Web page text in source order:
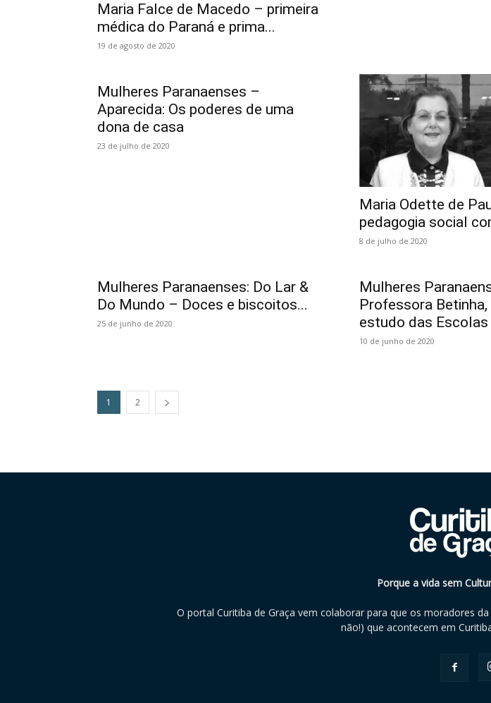
Maria Falce de Macedo – primeira
médica do Paraná e prima...
19 de agosto de 2020
Mulheres Paranaenses –
Aparecida: Os poderes de uma
dona de casa
23 de julho de 2020
Maria Odette de
pedagogia social
8 de julho de 2020
Mulheres Paranaenses: Do Lar &
Do Mundo – Doces e biscoitos...
25 de junho de 2020
Mulheres
Professora
estudo das
10 de junho de 2020
1 2
Porque a vida sem
O portal Curitiba de Graça vem colaborar para que os moradores
não!) que acontecem em